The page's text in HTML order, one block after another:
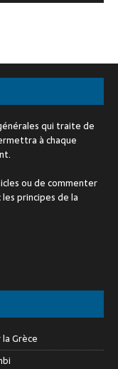
qui traite de
à chaque
ou de commenter
principes de la
Grèce